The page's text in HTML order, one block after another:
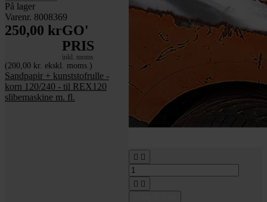
På lager
Varenr. 8008369
250,00 krGO'
PRIS
inkl. moms
(200,00 kr. ekskl. moms.)
Sandpapir + kunststofrulle -
korn 120/240 - til REX120
slibemaskine m. fl.
 
 